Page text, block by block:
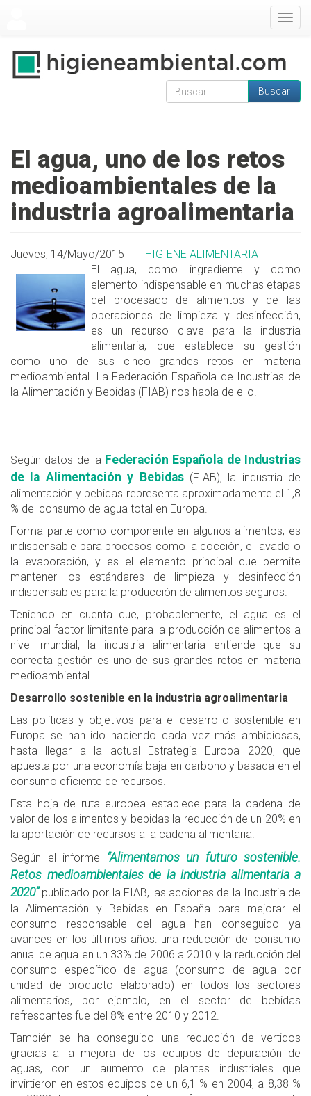
Formulario de
Buscar
El agua, uno de los retos
medioambientales de la
industria agroalimentaria
Jueves, 14/Mayo/2015
HIGIENE ALIMENTARIA
El agua, como ingrediente y como
elemento indispensable en muchas etapas
del procesado de alimentos y de las
operaciones de limpieza y desinfección,
es un recurso clave para la industria
alimentaria, que establece su gestión
como uno de sus cinco grandes retos en materia
medioambiental. La Federación Española de Industrias de
la Alimentación y Bebidas (FIAB) nos habla de ello.
Según datos de la Federación Española de Industrias
de la Alimentación y Bebidas(FIAB), la industria de
alimentación y bebidas representa aproximadamente el 1,8
% del consumo de agua total en Europa.
Forma parte como componente en algunos alimentos, es
indispensable para procesos como la cocción, el lavado o
la evaporación, y es el elemento principal que permite
mantener los estándares de limpieza y desinfección
indispensables para la producción de alimentos seguros.
Teniendo en cuenta que, probablemente, el agua es el
principal factor limitante para la producción de alimentos a
nivel mundial, la industria alimentaria entiende que su
correcta gestión es uno de sus grandes retos en materia
medioambiental.
Desarrollo sostenible en la industria agroalimentaria
Las políticas y objetivos para el desarrollo sostenible en
Europa se han ido haciendo cada vez más ambiciosas,
hasta llegar a la actual Estrategia Europa 2020, que
apuesta por una economía baja en carbono y basada en el
consumo eficiente de recursos.
Esta hoja de ruta europea establece para la cadena de
valor de los alimentos y bebidas la reducción de un 20% en
la aportación de recursos a la cadena alimentaria.
Según el informe “Alimentamos un futuro sostenible.
Retos medioambientales de la industria alimentaria a
2020”publicado por la FIAB, las acciones de la Industria de
la Alimentación y Bebidas en España para mejorar el
consumo responsable del agua han conseguido ya
avances en los últimos años: una reducción del consumo
anual de agua en un 33% de 2006 a 2010 y la reducción del
consumo específico de agua (consumo de agua por
unidad de producto elaborado) en todos los sectores
alimentarios, por ejemplo, en el sector de bebidas
refrescantes fue del 8% entre 2010 y 2012.
También se ha conseguido una reducción de vertidos
gracias a la mejora de los equipos de depuración de
aguas, con un aumento de plantas industriales que
invirtieron en estos equipos de un 6,1 % en 2004, a 8,38 %